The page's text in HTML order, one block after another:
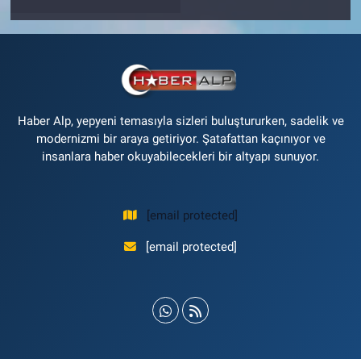
Haber Alp, yepyeni temasıyla sizleri buluştururken, sadelik ve
modernizmi bir araya getiriyor. Şatafattan kaçınıyor ve
insanlara haber okuyabilecekleri bir altyapı sunuyor.
[email protected]
[email protected]